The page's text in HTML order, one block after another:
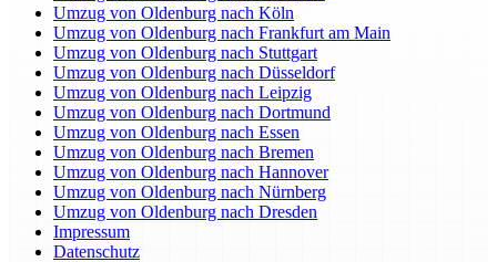
Umzug von Oldenburg nach Köln
Umzug von Oldenburg nach Frankfurt am Main
Umzug von Oldenburg nach Stuttgart
Umzug von Oldenburg nach Düsseldorf
Umzug von Oldenburg nach Leipzig
Umzug von Oldenburg nach Dortmund
Umzug von Oldenburg nach Essen
Umzug von Oldenburg nach Bremen
Umzug von Oldenburg nach Hannover
Umzug von Oldenburg nach Nürnberg
Umzug von Oldenburg nach Dresden
Impressum
Datenschutz